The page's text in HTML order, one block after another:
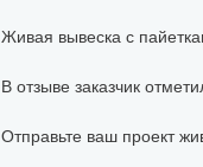
Живая вывеска с
В отзыве заказчик
Отправьте ваш проект